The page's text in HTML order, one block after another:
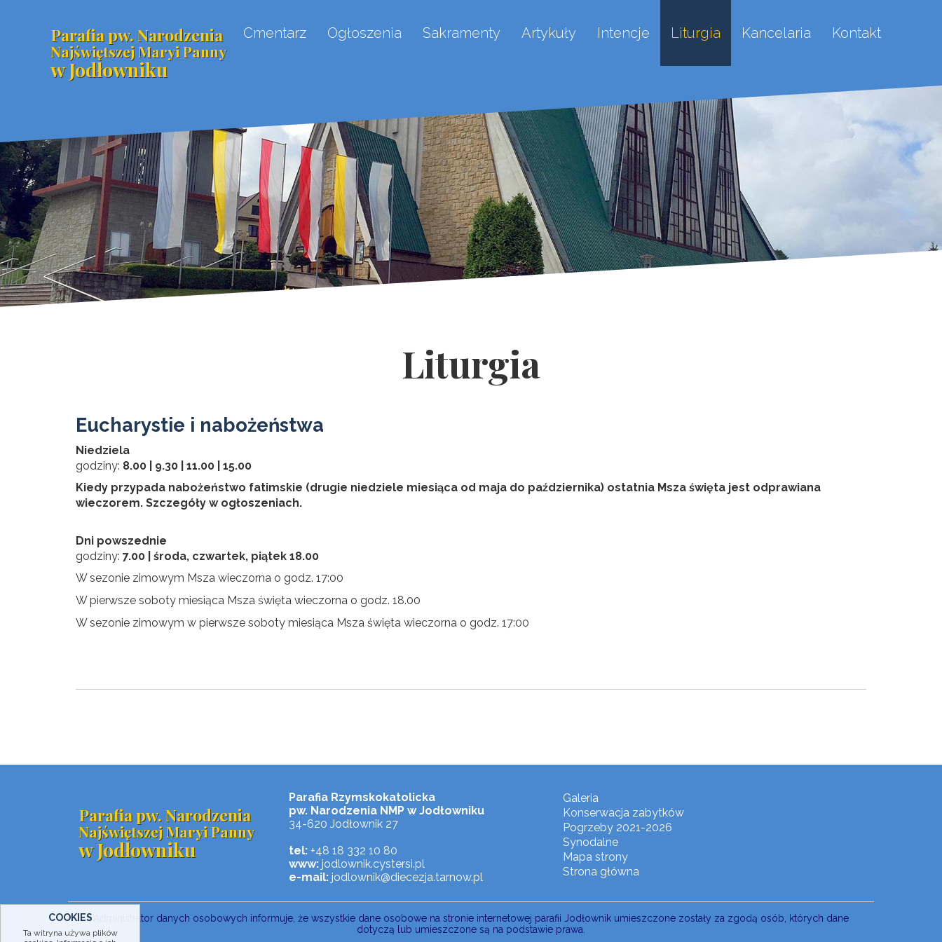
Parafia pw. Narodzenia
Najświętszej Maryi Panny
w Jodłowniku
Cmentarz Ogłoszenia Sakramenty Artykuły Intencje Liturgia Kancelaria Kontakt
Liturgia
Eucharystie i nabożeństwa
Niedziela
godziny: 8.00 | 9.30 | 11.00 | 15.00
Kiedy przypada nabożeństwo fatimskie (drugie niedziele miesiąca od maja do października) ostatnia Msza święta jest odprawiana
wieczorem. Szczegóły w ogłoszeniach.
Dni powszednie
godziny: 7.00 | środa, czwartek, piątek 18.00
W sezonie zimowym Msza wieczorna o godz. 17:00
W pierwsze soboty miesiąca Msza święta wieczorna o godz. 18.00
W sezonie zimowym w pierwsze soboty miesiąca Msza święta wieczorna o godz. 17:00
Parafia pw. Narodzenia
Najświętszej Maryi Panny
w Jodłowniku
Parafia Rzymskokatolicka
pw. Narodzenia NMP w Jodłowniku
34-620 Jodłownik 27
tel: +48 18 332 10 80
www: jodlownik.cystersi.pl
e-mail: jodlownik@diecezja.tarnow.pl
Galeria
Konserwacja zabytków
Pogrzeby 2021-2026
Synodalne
Mapa strony
Strona główna
Administrator danych osobowych informuje, że wszystkie dane osobowe na stronie internetowej parafii Jodłownik umieszczone zostały za zgodą osób, których dane
dotyczą lub umieszczone są na podstawie prawa.
COOKIES
Ta witryna używa plików